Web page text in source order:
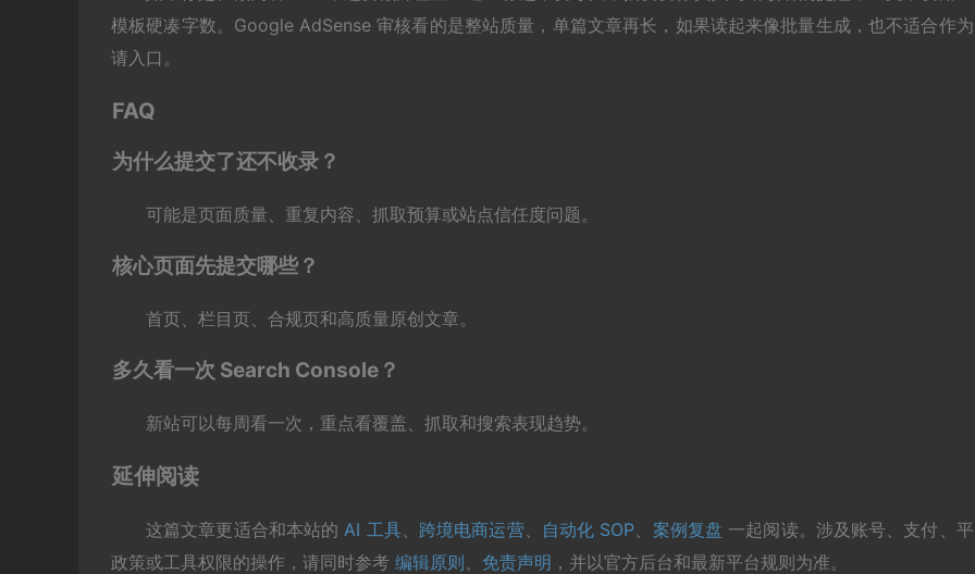
模板硬凑字数。Google AdSense 审核看的是整站质量，单篇文章再长，如果读起来像批量生成，也不适合作
请入口。
FAQ
为什么提交了还不收录？
可能是页面质量、重复内容、抓取预算或站点信任度问题。
核心页面先提交哪些？
首页、栏目页、合规页和高质量原创文章。
多久看一次 Search Console？
新站可以每周看一次，重点看覆盖、抓取和搜索表现趋势。
延伸阅读
这篇文章更适合和本站的AI 工具、 跨境电商运营、 自动化 SOP、 案例复盘 一起阅读。涉及账号、支付、
政策或工具权限的操作，请同时参考 编辑原则、 免责声明 ，并以官方后台和最新平台规则为准。